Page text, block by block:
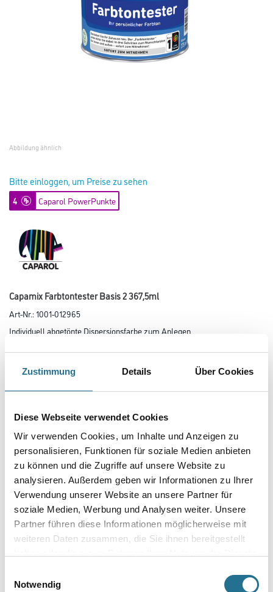
Zustimmung Details Über Cookies
Diese Webseite verwendet Cookies
Wir verwenden Cookies, um Inhalte und Anzeigen zu
personalisieren, Funktionen für soziale Medien anbieten
zu können und die Zugriffe auf unsere Website zu
analysieren. Außerdem geben wir Informationen zu Ihrer
Verwendung unserer Website an unsere Partner für
soziale Medien, Werbung und Analysen weiter. Unsere
Partner führen diese Informationen möglicherweise mit
weiteren Daten zusammen, die Sie ihnen bereitgestellt
Notwendig
Abbildung ähnlich
Bitte einloggen, um Preise zu sehen
4 Caparol PowerPunkte
Capamix Farbtontester Basis 2 367,5ml
Art-Nr.:1001-012965
Individuell abgetönte Dispersionsfarbe zum Anlegen
Farbtonbezeichnung
Glanzgrad
Gebinde
Umrechnungsfaktoren
Zur Farbauswahl für Ihren Wunschfarbton